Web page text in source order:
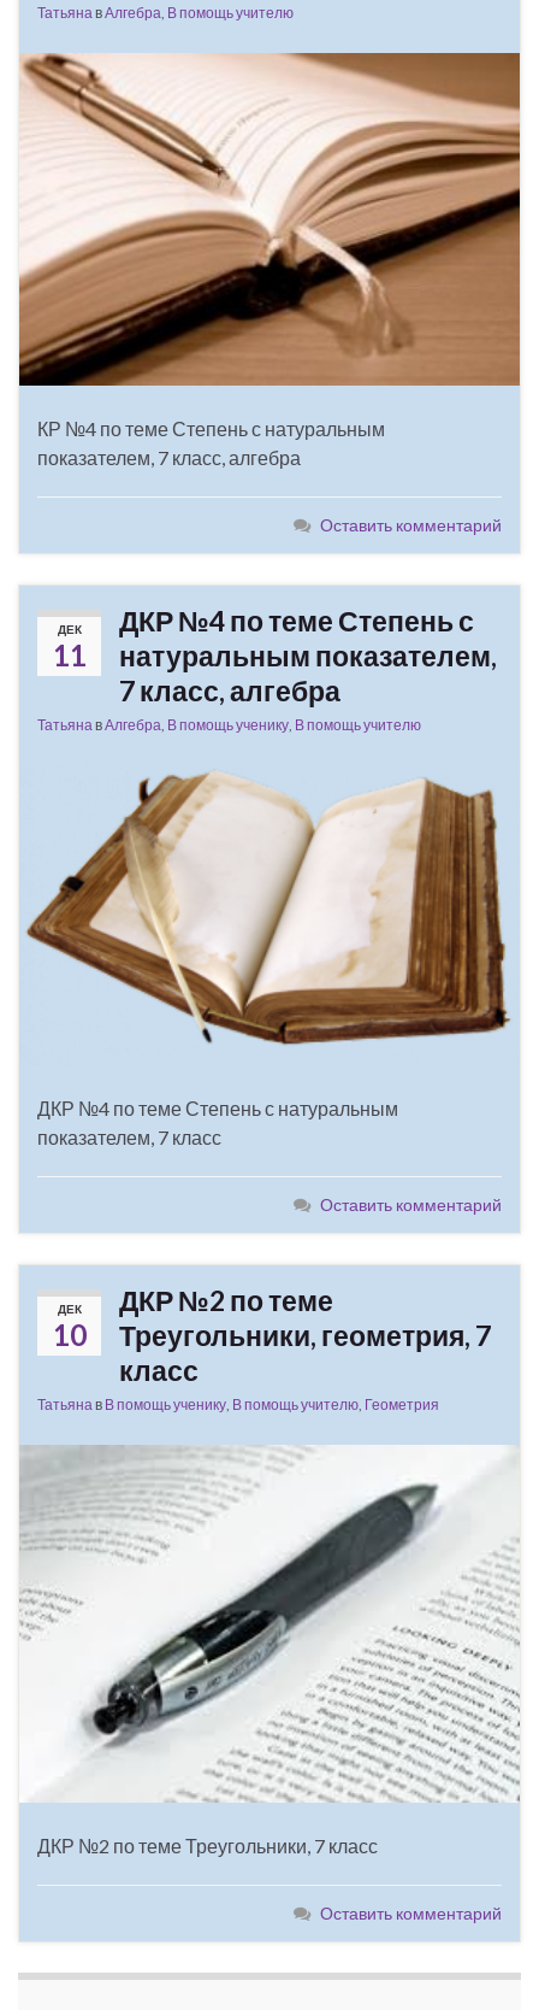
Татьяна вАлгебра В помощь учителю
КР №4 по теме Степень с натуральным
показателем, 7 класс, алгебра
Оставить комментарий
ДЕК
11
ДКР №4 по теме Степень с
натуральным показателем,
7 класс, алгебра
Татьяна вАлгебра В помощь ученику В помощь учителю
ДКР №4 по теме Степень с натуральным
показателем, 7 класс
Оставить комментарий
ДЕК
10
ДКР №2 по теме
Треугольники, геометрия, 7
класс
Татьянав В помощь ученику, В помощь учителю, Геометрия
ДКР №2 по теме Треугольники, 7 класс
Оставить комментарий